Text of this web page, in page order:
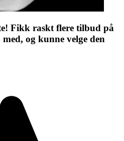
Fikk raskt flere tilbud på
og kunne velge den